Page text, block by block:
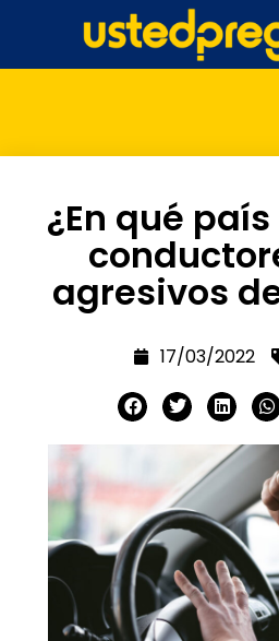
¿En qué
agresivos
17/03/2022